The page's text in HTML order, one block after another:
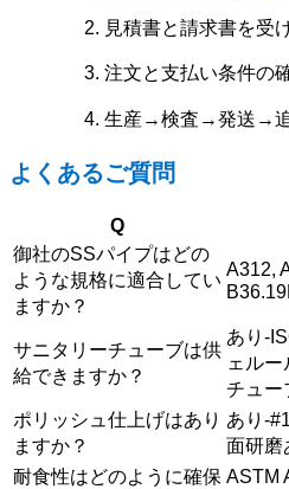
見積書と請求書を受
注文と支払い条件の
生産→検査→発送→
よくあるご質問
Q
御社のSSパイプはどの
ような規格に適合してい
ますか？
A312,
サニタリーチューブは供
給できますか？
あり-
ェルー
チュー
ポリッシュ仕上げはあり
ますか？
あり-
面研磨
耐食性はどのように確保 ASTM